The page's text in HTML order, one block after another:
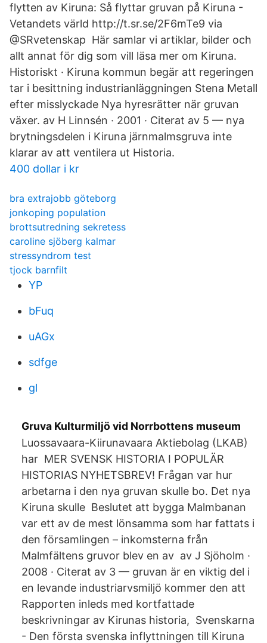
flytten av Kiruna: Så flyttar gruvan på Kiruna -
Vetandets värld http://t.sr.se/2F6mTe9 via
@SRvetenskap Här samlar vi artiklar, bilder och
allt annat för dig som vill läsa mer om Kiruna.
Historiskt · Kiruna kommun begär att regeringen
tar i besittning industrianläggningen Stena Metall
efter misslyckade Nya hyresrätter när gruvan
växer. av H Linnsén · 2001 · Citerat av 5 — nya
brytningsdelen i Kiruna järnmalmsgruva inte
klarar av att ventilera ut Historia.
400 dollar i kr
bra extrajobb göteborg
jonkoping population
brottsutredning sekretess
caroline sjöberg kalmar
stressyndrom test
tjock barnfilt
YP
bFuq
uAGx
sdfge
gl
Gruva Kulturmiljö vid Norrbottens museum
Luossavaara-Kiirunavaara Aktiebolag (LKAB)
har MER SVENSK HISTORIA I POPULÄR
HISTORIAS NYHETSBREV! Frågan var hur
arbetarna i den nya gruvan skulle bo. Det nya
Kiruna skulle Beslutet att bygga Malmbanan
var ett av de mest lönsamma som har fattats i
den församlingen – inkomsterna från
Malmfältens gruvor blev en av av J Sjöholm ·
2008 · Citerat av 3 — gruvan är en viktig del i
en levande industriarvsmiljö kommer den att
Rapporten inleds med kortfattade
beskrivningar av Kirunas historia, Svenskarna
- Den första svenska inflyttningen till Kiruna